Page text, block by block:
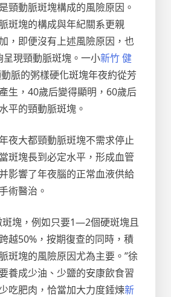
頸動脈斑塊構成的風險原因。
斑塊的構成與年紀關系更親
，即便沒有上述風險原因，也
呈現頸動脈斑塊。一小新竹 健
脈的粥樣硬化斑塊年夜約從芳
生，40歲后變得顯明，60歲后
平的頸動脈斑塊。
夜大都頸動脈斑塊不需求停止
斑塊長到必定水平，形成血管
影響了年夜腦的正常血液供給
術醫治。
斑塊，例如只要1—2個硬斑塊且
越50%，按期復查的同時，積
斑塊的風險原因尤為主要。”徐
養成少油、少鹽的安康飲食習
吃肥肉，恰當加大力度錘煉新